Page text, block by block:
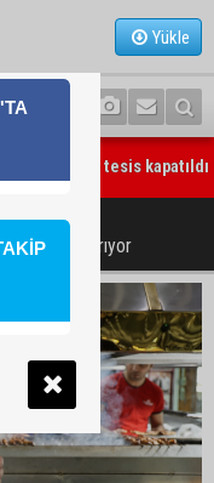
Yükle
alarmı: 5 tesis kapatıldı
“Terörsüz Türkiye”
artırıyor